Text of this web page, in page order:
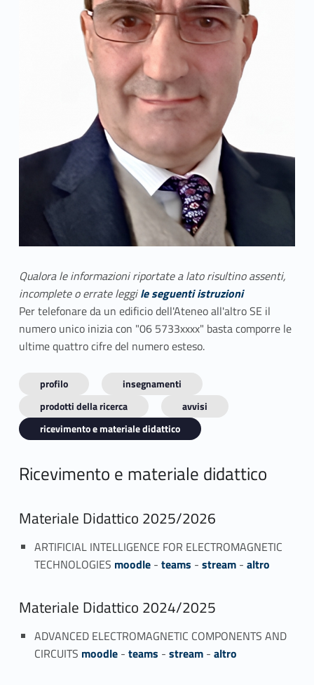
Qualora le informazioni riportate a lato risultino assenti,
incomplete o errate leggile seguenti istruzioni
Per telefonare da un edificio dell'Ateneo all'altro SE il
numero unico inizia con "06 5733xxxx" basta comporre le
ultime quattro cifre del numero esteso.
profilo
insegnamenti
prodotti della ricerca
avvisi
ricevimento e materiale didattico
Ricevimento e materiale didattico
Materiale Didattico 2025/2026
ARTIFICIAL INTELLIGENCE FOR ELECTROMAGNETIC
TECHNOLOGIES moodle- teams - stream- altro
Materiale Didattico 2024/2025
ADVANCED ELECTROMAGNETIC COMPONENTS AND
CIRCUITS moodle- teams - stream- altro